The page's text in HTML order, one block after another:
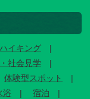
ハイキング
社会見学
体験型スポット
浴
宿泊